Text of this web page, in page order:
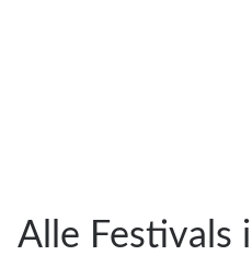
Alle Festivals